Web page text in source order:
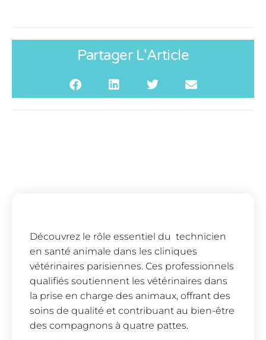
Partager L'Article
Découvrez le rôle essentiel du technicien
en santé animale dans les cliniques
vétérinaires parisiennes. Ces professionnels
qualifiés soutiennent les vétérinaires dans
la prise en charge des animaux, offrant des
soins de qualité et contribuant au bien-être
des compagnons à quatre pattes.